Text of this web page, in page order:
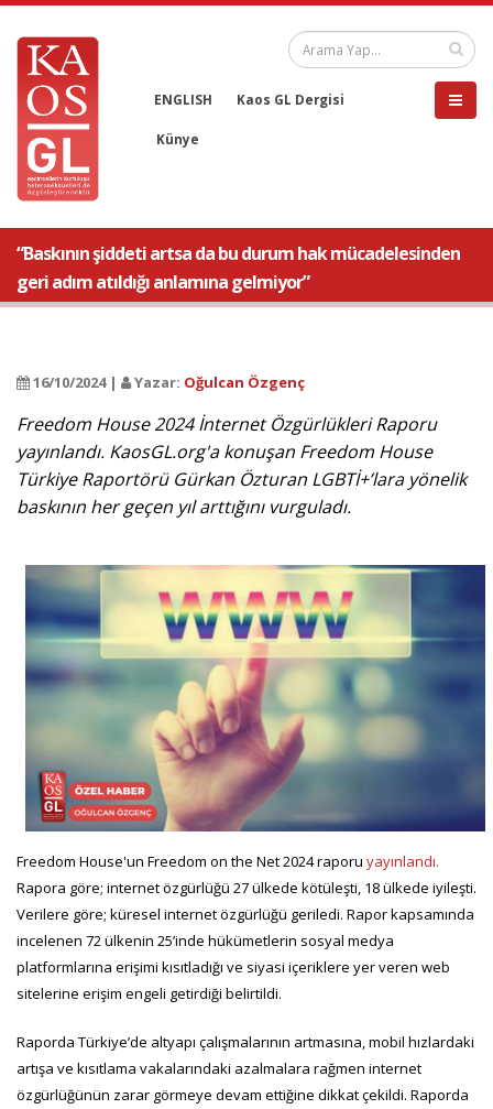
ENGLISH Kaos GL Dergisi
Künye
“Baskının şiddeti artsa da bu durum hak mücadelesinden
geri adım atıldığı anlamına gelmiyor”
16/10/2024 | Yazar: Oğulcan Özgenç
Freedom House 2024 İnternet Özgürlükleri Raporu
yayınlandı. KaosGL.org'a konuşan Freedom House
Türkiye Raportörü Gürkan Özturan LGBTİ+’lara yönelik
baskının her geçen yıl arttığını vurguladı.
Freedom House'un Freedom on the Net 2024 raporu yayınlandı.
Rapora göre; internet özgürlüğü 27 ülkede kötüleşti, 18 ülkede iyileşti.
Verilere göre; küresel internet özgürlüğü geriledi. Rapor kapsamında
incelenen 72 ülkenin 25’inde hükümetlerin sosyal medya
platformlarına erişimi kısıtladığı ve siyasi içeriklere yer veren web
sitelerine erişim engeli getirdiği belirtildi.
Raporda Türkiye’de altyapı çalışmalarının artmasına, mobil hızlardaki
artışa ve kısıtlama vakalarındaki azalmalara rağmen internet
özgürlüğünün zarar görmeye devam ettiğine dikkat çekildi. Raporda